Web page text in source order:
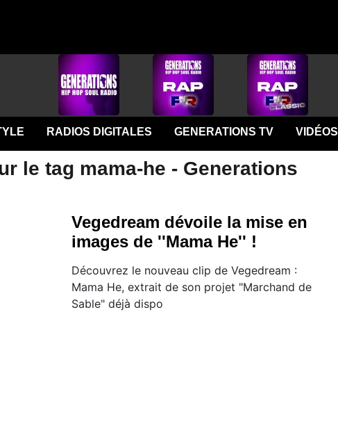
RADIOS DIGITALES GENERATIONS TV VIDÉOS
le tag mama-he - Generations
Vegedream dévoile la mise en
images de ''Mama He'' !
Découvrez le nouveau clip de Vegedream :
Mama He, extrait de son projet "Marchand de
Sable" déjà dispo